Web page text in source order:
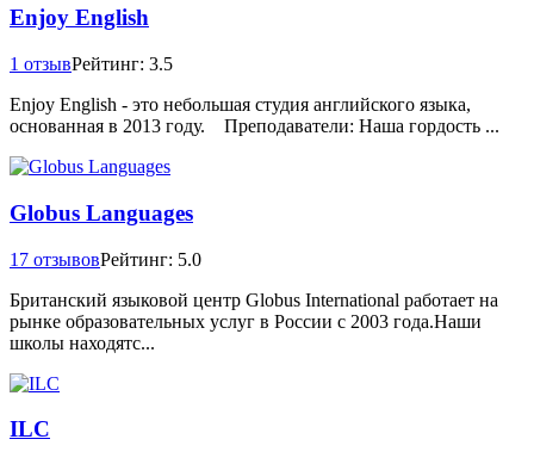
Enjoy English
1 отзывРейтинг: 3.5
Enjoy English - это небольшая студия английского языка,
основанная в 2013 году. Преподаватели: Наша гордость ...
Globus Languages
17 отзывовРейтинг: 5.0
Британский языковой центр Globus International работает на
рынке образовательных услуг в России с 2003 года.Наши
школы находятс...
ILC